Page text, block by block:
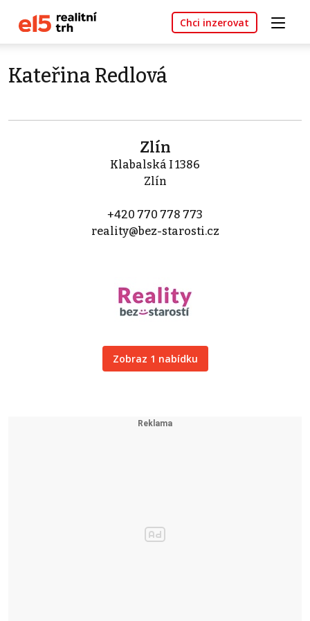
Chci inzerovat
Kateřina Redlová
Zlín
Klabalská I 1386
Zlín
+420 770 778 773
reality@bez-starosti.cz
Zobraz 1 nabídku